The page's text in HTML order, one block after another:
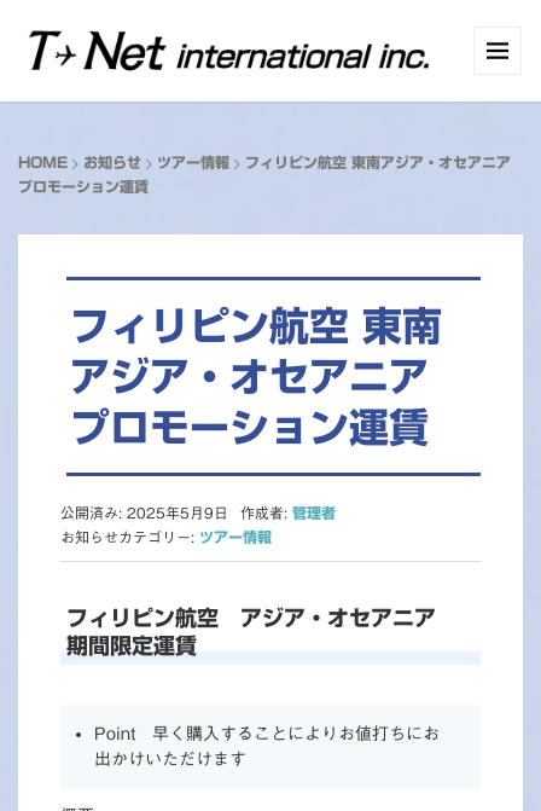
HOME > お知らせ > ツアー情報 > フィリピン航空 東南アジア・オセアニア
プロモーション運賃
フィリピン航空 東南
アジア・オセアニア
プロモーション運賃
公開済み: 2025年5月9日 作成者: 管理者
お知らせカテゴリー: ツアー情報
フィリピン航空 アジア・オセアニア
期間限定運賃
Point 早く購入することによりお値打ちにお
出かけいただけます